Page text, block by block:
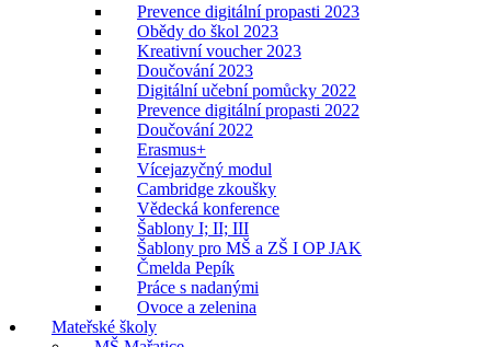
Prevence digitální propasti 2023
Obědy do škol 2023
Kreativní voucher 2023
Doučování 2023
Digitální učební pomůcky 2022
Prevence digitální propasti 2022
Doučování 2022
Erasmus+
Vícejazyčný modul
Cambridge zkoušky
Vědecká konference
Šablony I; II; III
Šablony pro MŠ a ZŠ I OP JAK
Čmelda Pepík
Práce s nadanými
Ovoce a zelenina
Mateřské školy